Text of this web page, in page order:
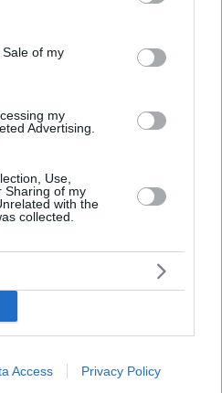
and its third-party tags to
purposes in below Google
of my
my
Advertising.
Use,
Sharing of my
with the
collected.
Access Privacy Policy
τροχαίου στις Σέρρες
Τι λέει